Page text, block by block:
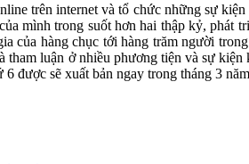
trên internet và tổ chức những sự
mình trong suốt hơn hai thập kỷ, phát
của hàng chục tới hàng trăm người
luận ở nhiều phương tiện và sự
được sẽ xuất bản ngay trong tháng 3